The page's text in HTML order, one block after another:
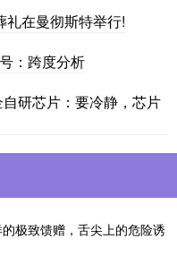
礼在曼彻斯特举行!
：跨度分析
研芯片：要冷静，芯片
极致馈赠，舌尖上的危险诱